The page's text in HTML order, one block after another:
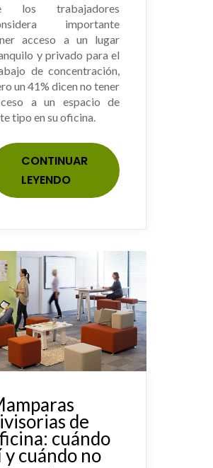
los trabajadores
importante
acceso a un lugar
y privado para el
de concentración,
un 41% dicen no tener
a un espacio de
tipo en su oficina.
CONTINUAR
LEYENDO
de
cuándo
y cuándo no